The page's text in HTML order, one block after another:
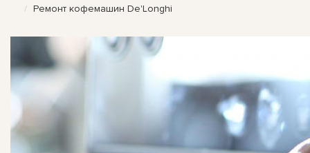
Ремонт кофемашин De'Longhi